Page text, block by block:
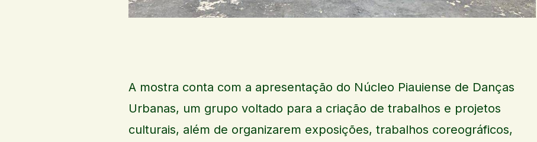
A mostra conta com a apresentação do Núcleo Piauiense de Danças
Urbanas, um grupo voltado para a criação de trabalhos e projetos
culturais, além de organizarem exposições, trabalhos coreográficos,